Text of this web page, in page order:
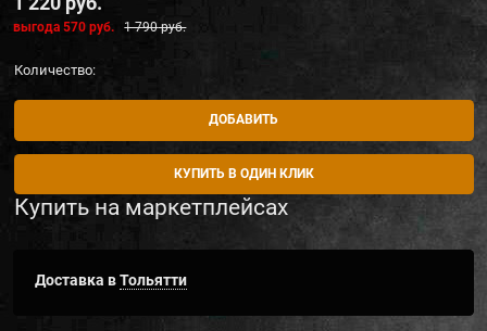
1 790 руб.
выгода 570 руб.
Количество:
ДОБАВИТЬ
КУПИТЬ В ОДИН КЛИК
Купить на маркетплейсах
Доставка вТольятти